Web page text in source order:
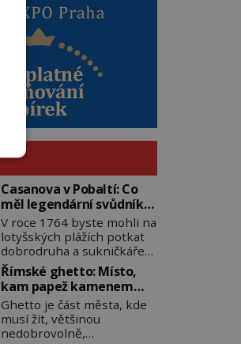
Casanova v Pobaltí: Co
měl legendární svůdník
společného se
svobodnými zednáři?
V roce 1764 byste mohli na
lotyšských plážích potkat
dobrodruha a sukničkáře
Giacoma Casanovu. Jeho
cesta k Baltskému moři
však nebyla turistickým
výletem, ale ryze pracovní
cestou se zištnými úmysly.
Jaký cíl Casanova sledoval,
Římské ghetto: Místo,
kam papež kamenem
dohodil
Ghetto je část města, kde
musí žít, většinou
nedobrovolně,